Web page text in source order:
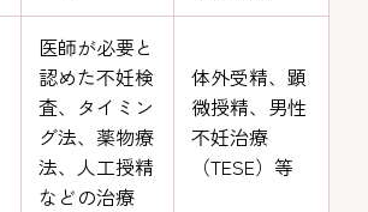
医師が必要と
認めた不妊検
査、タイミン
グ法、薬物療
法、人工授精
などの治療
体外受精、顕
微授精、男性
不妊治療
（TESE）等